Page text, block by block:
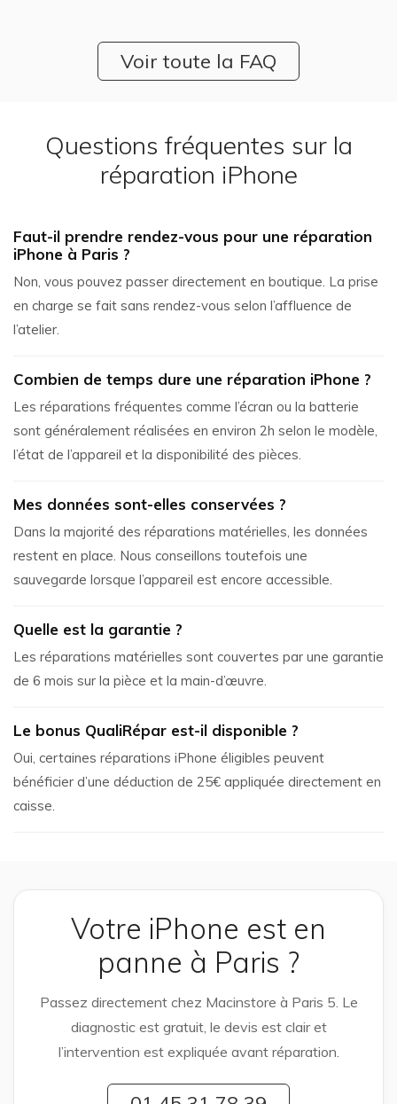
Voir toute la FAQ
Questions fréquentes sur la
réparation iPhone
Faut-il prendre rendez-vous pour une réparation
iPhone à Paris ?
Non, vous pouvez passer directement en boutique. La prise
en charge se fait sans rendez-vous selon l’affluence de
l’atelier.
Combien de temps dure une réparation iPhone ?
Les réparations fréquentes comme l’écran ou la batterie
sont généralement réalisées en environ 2h selon le modèle,
l’état de l’appareil et la disponibilité des pièces.
Mes données sont-elles conservées ?
Dans la majorité des réparations matérielles, les données
restent en place. Nous conseillons toutefois une
sauvegarde lorsque l’appareil est encore accessible.
Quelle est la garantie ?
Les réparations matérielles sont couvertes par une garantie
de 6 mois sur la pièce et la main-d’œuvre.
Le bonus QualiRépar est-il disponible ?
Oui, certaines réparations iPhone éligibles peuvent
bénéficier d’une déduction de 25€ appliquée directement en
caisse.
Votre iPhone est en
panne à Paris ?
Passez directement chez Macinstore à Paris 5. Le
diagnostic est gratuit, le devis est clair et
l’intervention est expliquée avant réparation.